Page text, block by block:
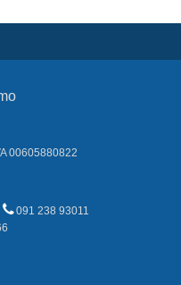
00605880822
091 238 93011